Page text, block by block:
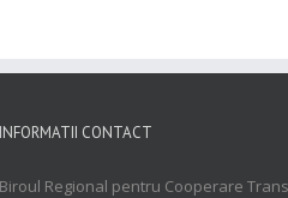
INFORMATII CONTACT
Biroul Regional pentru Cooperare